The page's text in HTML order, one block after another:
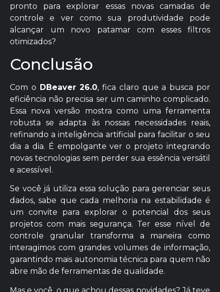
pronto para explorar essas novas camadas de
controle e ver como sua produtividade pode
alcançar um novo patamar com esses filtros
otimizados?
Conclusão
Com o DBeaver 26.0, fica claro que a busca por
eficiência não precisa ser um caminho complicado.
Essa nova versão mostra como uma ferramenta
robusta se adapta às nossas necessidades reais,
refinando a inteligência artificial para facilitar o seu
dia a dia. É empolgante ver o projeto integrando
novas tecnologias sem perder sua essência versátil
e acessível.
Se você já utiliza essa solução para gerenciar seus
dados, sabe que cada melhoria na estabilidade é
um convite para explorar o potencial dos seus
projetos com mais segurança. Ter esse nível de
controle granular transforma a maneira como
interagimos com grandes volumes de informação,
garantindo mais autonomia técnica para quem não
abre mão de ferramentas de qualidade.
Mas e você, o que achou dessas novidades? Já teve